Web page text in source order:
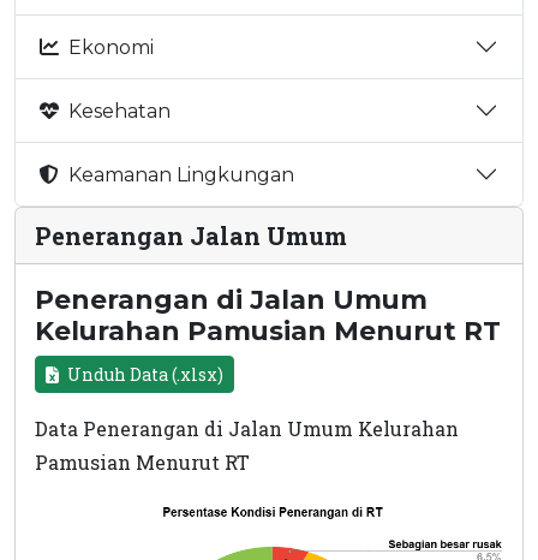
Ekonomi
Kesehatan
Keamanan Lingkungan
Penerangan Jalan Umum
Penerangan di Jalan Umum
Kelurahan Pamusian Menurut RT
Unduh Data (.xlsx)
Data Penerangan di Jalan Umum Kelurahan
Pamusian Menurut RT